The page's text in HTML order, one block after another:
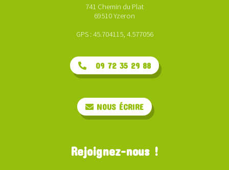
741 Chemin du Plat
69510 Yzeron
GPS : 45.704115, 4.577056
09 72 35 29 88
NOUS ÉCRIRE
Rejoignez-nous !